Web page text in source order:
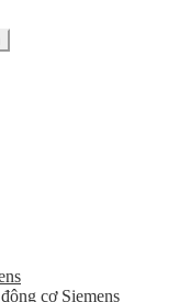
cơ Siemens